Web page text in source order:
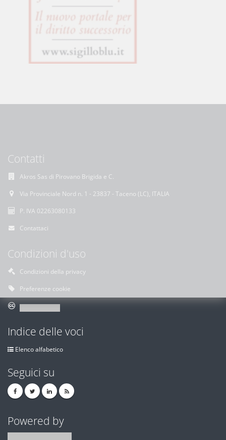
Contatti
Akros Sas di Pirovano Brigida e C.
Via Provinciale Nord n. 1 - 23837 - Taceno (LC), ITALIA
P. IVA 02263080133
Contattaci
Condizioni d'uso
Condizioni della privacy
Preferenze cookie
Indice delle voci
Elenco alfabetico
Seguici su
Powered by